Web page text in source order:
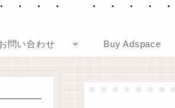
問い合わせ Buy Adspace